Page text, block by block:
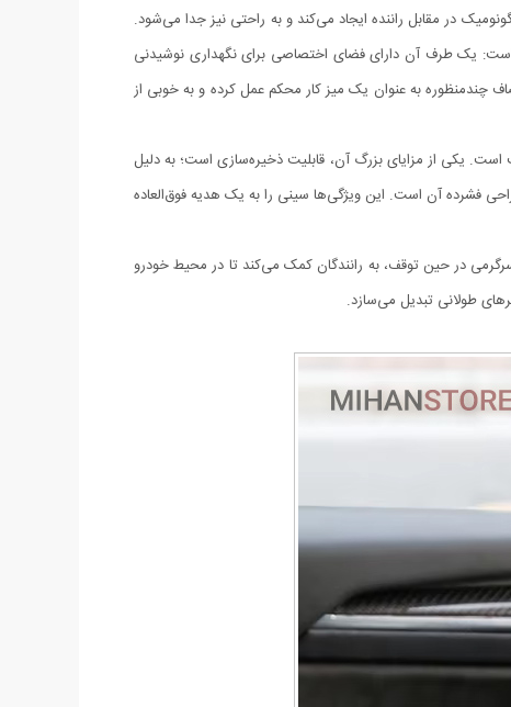
در مقابل راننده ایجاد می‌کند و به راحتی نیز جدا می‌شود.
است: یک طرف آن دارای فضای اختصاصی برای نگهداری نوشیدنی
چندمنظوره به عنوان یک میز کار محکم عمل کرده و به خوبی از
یکی از مزایای بزرگ آن، قابلیت ذخیره‌سازی است؛ به دلیل
ابعاد بسته‌بندی آن ۲ × ۲۶ × ۴۱ سانتی‌متر است، که نشان‌دهنده طراحی فشرده آن است. این ویژگی‌ها سینی را به یک هدیه فوق‌العاده
در حین توقف، به رانندگان کمک می‌کند تا در محیط خودرو
طولانی تبدیل می‌سازد.